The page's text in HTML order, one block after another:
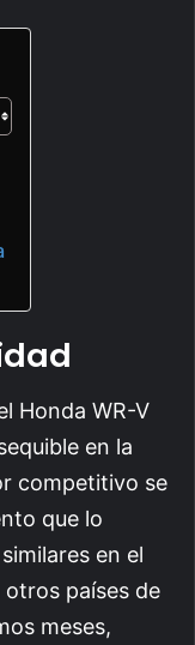
Honda WR-V
en la
competitivo se
que lo
en el
países de
meses,